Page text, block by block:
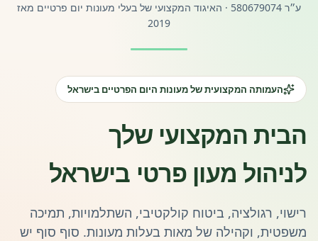
חנות עזרים ומוצרים
ע״ר 580679074 · האיגוד המקצועי של בעלי מעונות יום פרטיים מאז
2019
העמותה המקצועית של מעונות היום הפרטיים בישראל
הבית המקצועי שלך
לניהול מעון פרטי בישראל
רישוי, רגולציה, ביטוח קולקטיבי, השתלמויות, תמיכה
משפטית, וקהילה של מאות בעלות מעונות. סוף סוף יש